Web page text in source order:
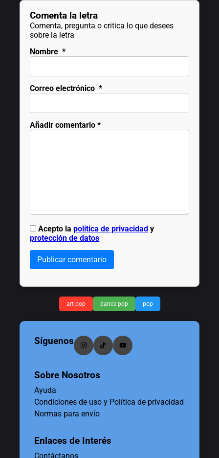
Comenta la letra
Comenta, pregunta o critica lo que desees
sobre la letra
Nombre *
Correo electrónico *
Añadir comentario *
Acepto lapolítica de privacidad y
protección de datos
Publicar comentario
art pop dance pop pop
Síguenos
Sobre Nosotros
Ayuda
Condiciones de uso y Política de privacidad
Normas para envío
Enlaces de Interés
Contáctanos